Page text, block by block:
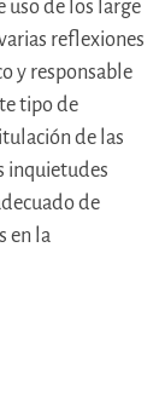
uso de los large
reflexiones
y responsable
tipo de
de las
inquietudes
de
en la